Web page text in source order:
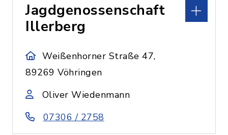
Jagdgenossenschaft
Illerberg
Weißenhorner Straße 47,
89269 Vöhringen
Oliver Wiedenmann
07306 / 2758